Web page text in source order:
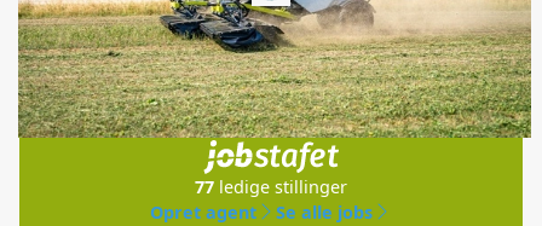
Jobs
i samarbejde med
77 ledige stillinger
Opret agent
Se alle jobs